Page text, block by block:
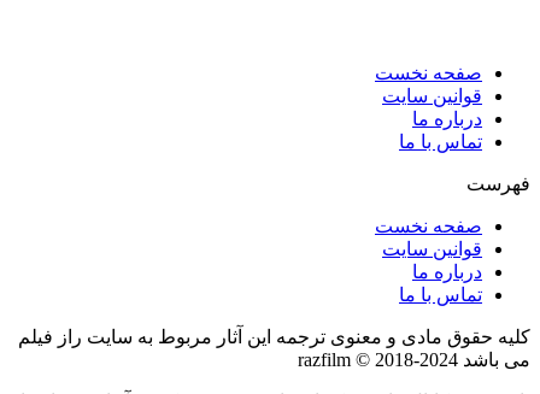
صفحه نخست
قوانین سایت
درباره ما
تماس با ما
فهرست
صفحه نخست
قوانین سایت
درباره ما
تماس با ما
کلیه حقوق مادی و معنوی ترجمه این آثار مربوط به سایت راز فیلم
می باشد razfilm © 2018-2024